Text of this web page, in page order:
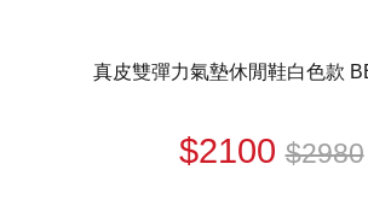
真皮雙彈力氣墊休閒鞋白色款
$2100$2980